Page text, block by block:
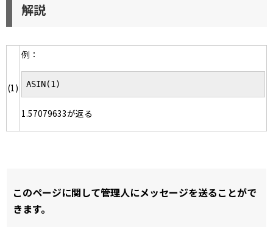
解説
(1)
例：
ASIN(1)
1.57079633が返る
このページに関して管理人にメッセージを送ることがで
きます。